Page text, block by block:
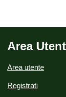
Area
Area utente
Registrati